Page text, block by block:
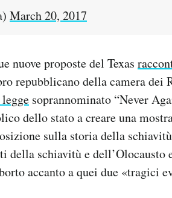
March 20, 2017
nuove proposte del Texas
repubblicano della camera dei
soprannominato “Never
dello stato a creare una
sulla storia della
schiavitù e dell’Olocausto
accanto a quei due «tragici